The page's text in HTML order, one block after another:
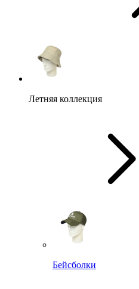
Летняя коллекция
Бейсболки